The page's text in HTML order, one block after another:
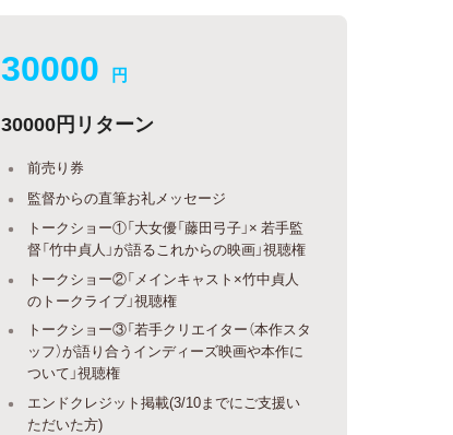
30000 円
30000円リターン
前売り券
監督からの直筆お礼メッセージ
トークショー①「大女優「藤田弓子」× 若手監
督「竹中貞人」が語るこれからの映画」視聴権
トークショー②「メインキャスト×竹中貞人
のトークライブ」視聴権
トークショー③「若手クリエイター（本作スタ
ッフ）が語り合うインディーズ映画や本作に
ついて」視聴権
エンドクレジット掲載(3/10までにご支援い
ただいた方)